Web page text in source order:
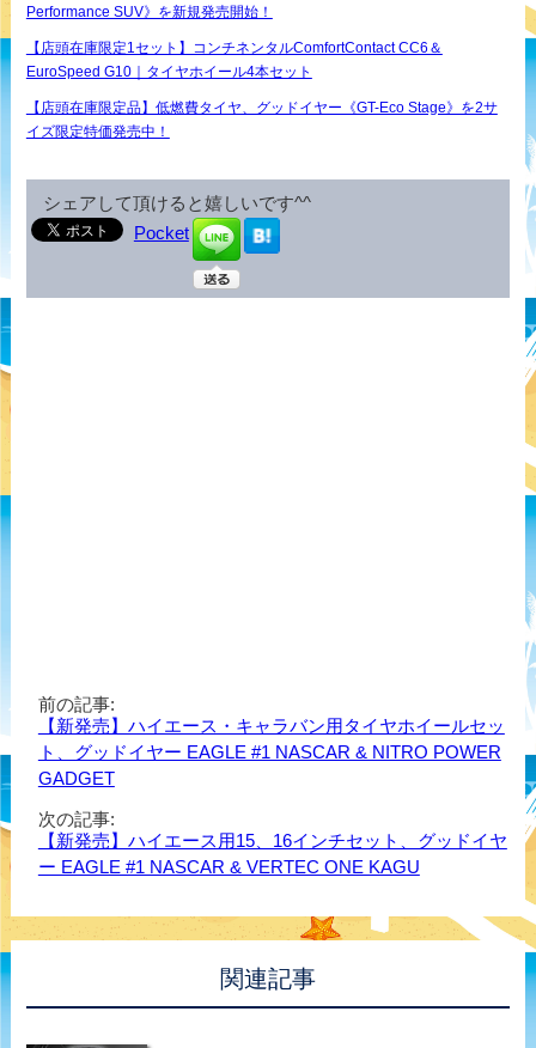
Performance SUV》を新規発売開始！
【店頭在庫限定1セット】コンチネンタルComfortContact CC6＆
EuroSpeed G10｜タイヤホイール4本セット
【店頭在庫限定品】低燃費タイヤ、グッドイヤー《GT-Eco Stage》を2サ
イズ限定特価発売中！
シェアして頂けると嬉しいです^^
Pocket
前の記事:
【新発売】ハイエース・キャラバン用タイヤホイールセッ
ト、グッドイヤー EAGLE #1 NASCAR & NITRO POWER
GADGET
次の記事:
【新発売】ハイエース用15、16インチセット、グッドイヤ
ー EAGLE #1 NASCAR & VERTEC ONE KAGU
関連記事